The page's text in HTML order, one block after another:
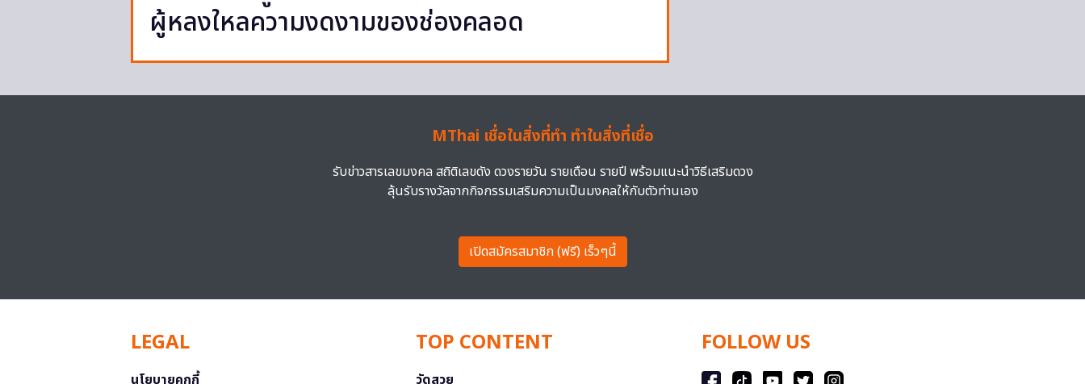
ผู้หลงใหลความงดงามของช่องคลอด
MThai เชื่อในสิ่งที่ทำ ทำในสิ่งที่เชื่อ
รับข่าวสารเลขมงคล สถิติเลขดัง ดวงรายวัน รายเดือน รายปี พร้อมแนะนำวิธีเสริมดวง
ลุ้นรับรางวัลจากกิจกรรมเสริมความเป็นมงคลให้กับตัวท่านเอง
เปิดสมัครสมาชิก (ฟรี) เร็วๆนี้
LEGAL
นโยบายคุกกี้
TOP CONTENT
วัดสวย
FOLLOW US